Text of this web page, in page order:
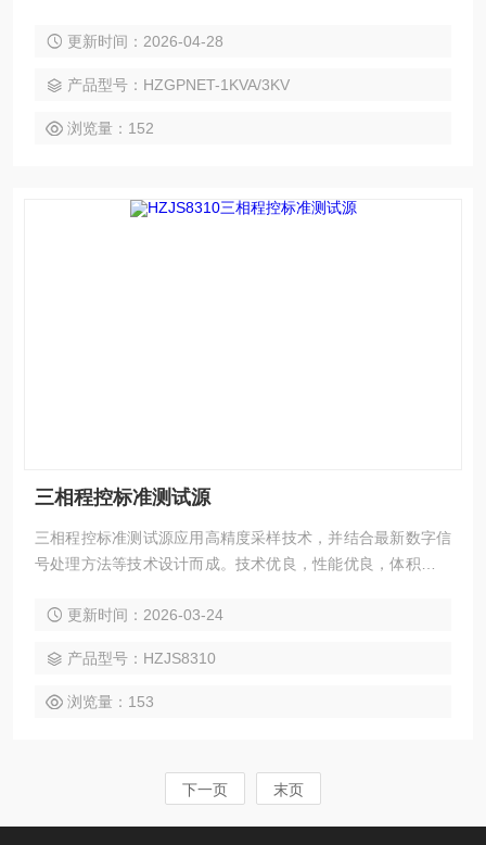
压测试，为国家安全标准的实施提供了测试手段，因而更显示
检测电气装置、电子仪器和家用电器等方面需要的仪器设备。
更新时间：2026-04-28
产品型号：HZGPNET-1KVA/3KV
浏览量：152
三相程控标准测试源
三相程控标准测试源应用高精度采样技术，并结合最新数字信
号处理方法等技术设计而成。技术优良，性能优良，体积小，
更新时间：2026-03-24
产品型号：HZJS8310
浏览量：153
下一页 末页